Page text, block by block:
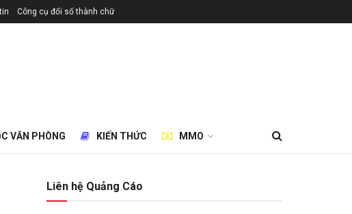
Công cụ đổi số thành chữ
VĂN PHÒNG KIẾN THỨC MMO
Liên hệ Quảng Cáo